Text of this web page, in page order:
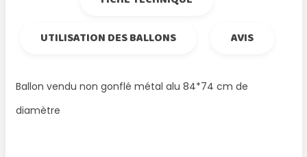
UTILISATION DES BALLONS
AVIS
Ballon vendu non gonflé métal alu 84*74 cm de
diamètre